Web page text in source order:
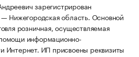
зарегистрирован
Нижегородская область. Основной
розничная, осуществляемая
информационно-
Интернет. ИП присвоены реквизиты